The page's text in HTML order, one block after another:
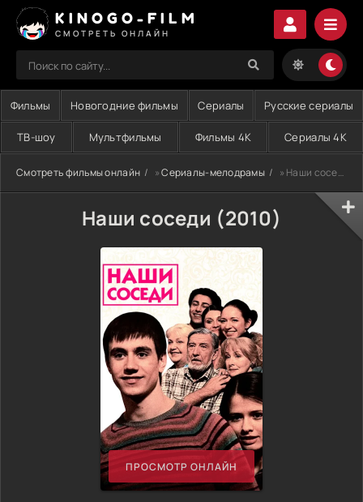
KINOGO-FILM
СМОТРЕТЬ ОНЛАЙН
Фильмы Новогодние фильмы Сериалы Русские сериалы
ТВ-шоу Мультфильмы Фильмы 4K Сериалы 4K
Смотреть фильмы онлайн »Сериалы-мелодрамы » Наши соседи (2010)
Наши соседи (2010)
ПРОСМОТР ОНЛАЙН